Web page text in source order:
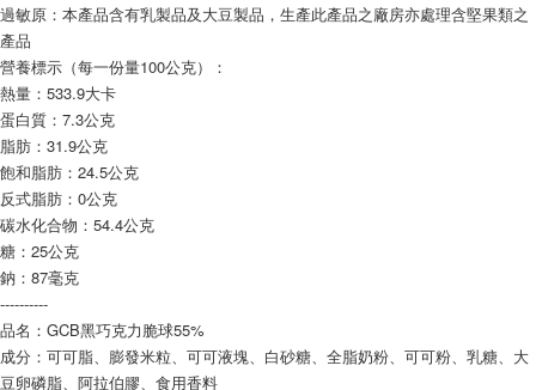
過敏原：本產品含有乳製品及大豆製品，生產此產品之廠房亦處理含堅果類之
產品
營養標示（每一份量100公克）：
熱量：533.9大卡
蛋白質：7.3公克
脂肪：31.9公克
飽和脂肪：24.5公克
反式脂肪：0公克
碳水化合物：54.4公克
糖：25公克
鈉：87毫克
----------
品名：GCB黑巧克力脆球55%
成分：可可脂、膨發米粒、可可液塊、白砂糖、全脂奶粉、可可粉、乳糖、大
豆卵磷脂、阿拉伯膠、食用香料